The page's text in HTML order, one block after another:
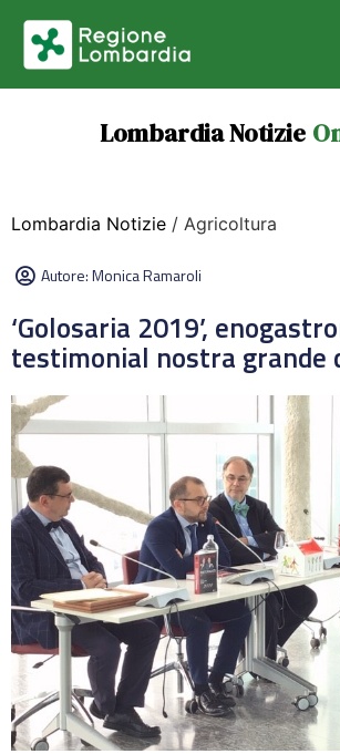
Lombardia Notizie
Lombardia Notizie / Agricoltura
Autore:Monica Ramaroli
‘Golosaria 2019’,
testimonial nostra